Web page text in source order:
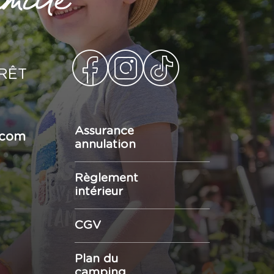
Assurance
annulation
Règlement
intérieur
CGV
Plan du